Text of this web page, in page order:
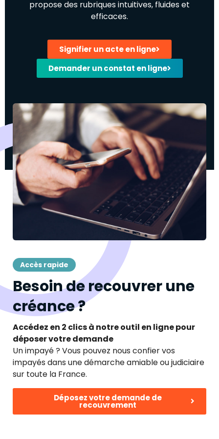
propose des rubriques intuitives, fluides et
efficaces.
Signifier un acte en ligne
Demander un constat en ligne
Accès rapide
Besoin de recouvrer une
créance ?
Accédez en 2 clics à notre outil en ligne pour
déposer votre demande
Un impayé ? Vous pouvez nous confier vos
impayés dans une démarche amiable ou judiciaire
sur toute la France.
Déposez votre demande de
recouvrement